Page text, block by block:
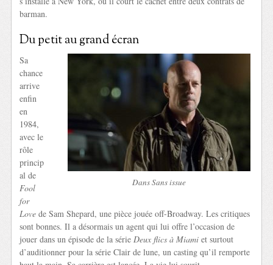
barman.
Du petit au grand écran
Dans Sans issue
Sa
chance
arrive
enfin
en
1984,
avec le
rôle
princip
al de
Fool
for
Love de Sam Shepard, une pièce jouée off-Broadway. Les critiques
sont bonnes. Il a désormais un agent qui lui offre l’occasion de
jouer dans un épisode de la sérieDeux flics à Miami et surtout
d’auditionner pour la série Clair de lune, un casting qu’il remporte